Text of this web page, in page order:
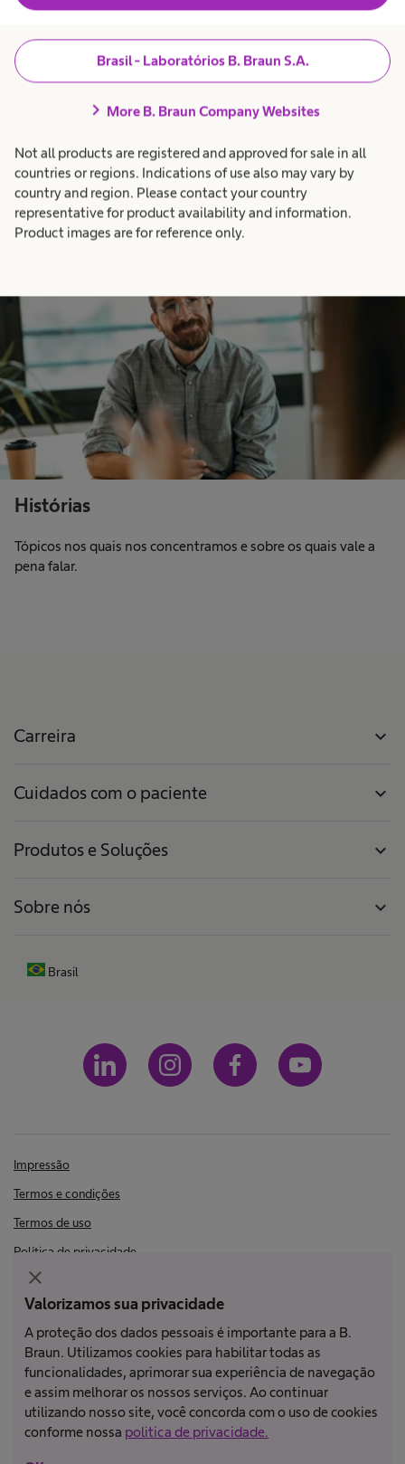
Brasil - Laboratórios B. Braun S.A.
chevron_right More B. Braun Company Websites
Not all products are registered and approved for sale in all
countries or regions. Indications of use also may vary by
country and region. Please contact your country
representative for product availability and information.
Product images are for reference only.
Marca
Conheça a marca B. Braun.
Histórias
Tópicos nos quais nos concentramos e sobre os quais vale a
pena falar.
Carreira expand_more
Cuidados com o paciente expand_more
Produtos e Soluções expand_more
Sobre nós expand_more
Brasil
Impressão
Termos e condições
Termos de uso
Política de privacidade
LGPD
Nem todos os produtos estão registrados e aprovados para venda em
todos os países ou regiões. As indicações de uso também podem
variar de acordo com o país e a região. Entre em contato com o
representante do seu país para obter informações e verificar a
disponibilidade do produto. As imagens dos produtos são apenas para
referência.
Valorizamos sua privacidade
A proteção dos dados pessoais é importante para a B.
Braun. Utilizamos cookies para habilitar todas as
funcionalidades, aprimorar sua experiência de navegação
e assim melhorar os nossos serviços. Ao continuar
utilizando nosso site, você concorda com o uso de cookies
conforme nossa politica de privacidade.
close